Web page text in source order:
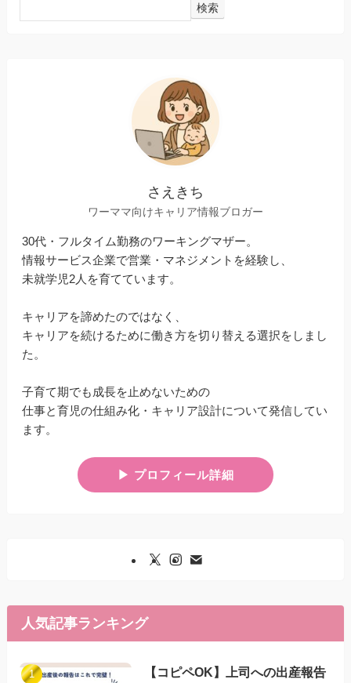
検索
さえきち
ワーママ向けキャリア情報ブロガー
30代・フルタイム勤務のワーキングマザー。
情報サービス企業で営業・マネジメントを経験し、
未就学児2人を育てています。
キャリアを諦めたのではなく、
キャリアを続けるために働き方を切り替える選択をしまし
た。
子育て期でも成長を止めないための
仕事と育児の仕組み化・キャリア設計について発信してい
ます。
▶︎ プロフィール詳細
人気記事ランキング
【コピペOK】上司への出産報告